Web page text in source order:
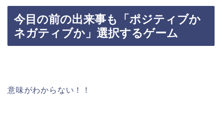
今目の前の出来事も「ポジティブか
ネガティブか」選択するゲーム
意味がわからない！！